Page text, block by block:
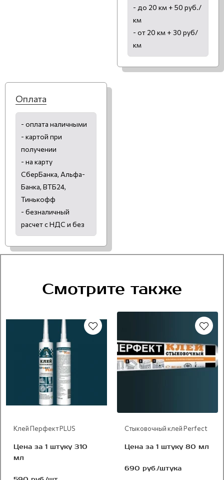
- до 20 км + 50 руб./
км
- от 20 км + 30 руб/
км
Оплата
- оплата наличными
- картой при
получении
- на карту
СберБанка, Альфа-
Банка, ВТБ24,
Тинькофф
- безналичный
расчет с НДС и без
Смотрите также
Клей Перфект PLUS
Цена за 1 штуку 310
мл
Стыковочный клей Perfect
Цена за 1 штуку 80 мл
690 руб./штука